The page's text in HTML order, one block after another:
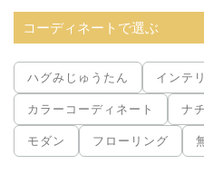
コーディネートで選ぶ
ハグみじゅうたん インテ
カラーコーディネート ナ
モダン フローリング